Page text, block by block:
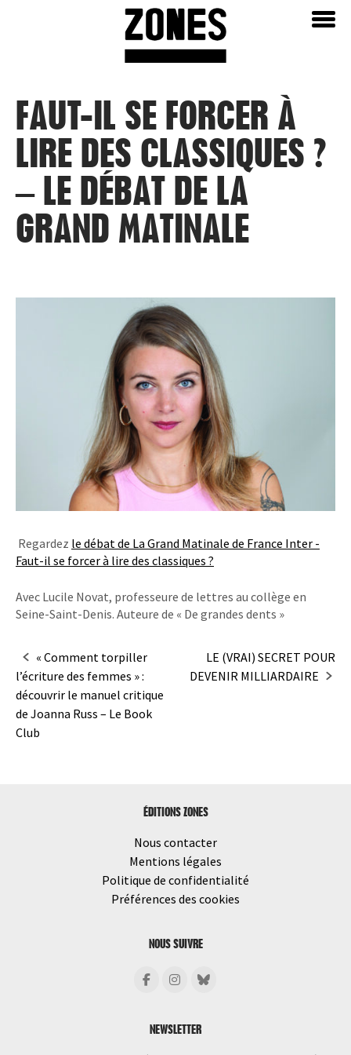
Aller
contenu
Home
FAUT-IL SE FORCER À
LIRE DES CLASSIQUES ?
– LE DÉBAT DE LA
GRAND MATINALE
Regardez le débat de La Grand Matinale de France Inter -
Faut-il se forcer à lire des classiques ?
Avec Lucile Novat, professeure de lettres au collège en
Seine-Saint-Denis. Auteure de « De grandes dents »
Navigation
dans
les
« Comment torpiller
l’écriture des femmes » :
découvrir le manuel critique
de Joanna Russ – Le Book
Club
LE (VRAI) SECRET POUR
DEVENIR MILLIARDAIRE
ÉDITIONS ZONES
Nous contacter
Mentions légales
Politique de confidentialité
Préférences des cookies
NOUS SUIVRE
NEWSLETTER